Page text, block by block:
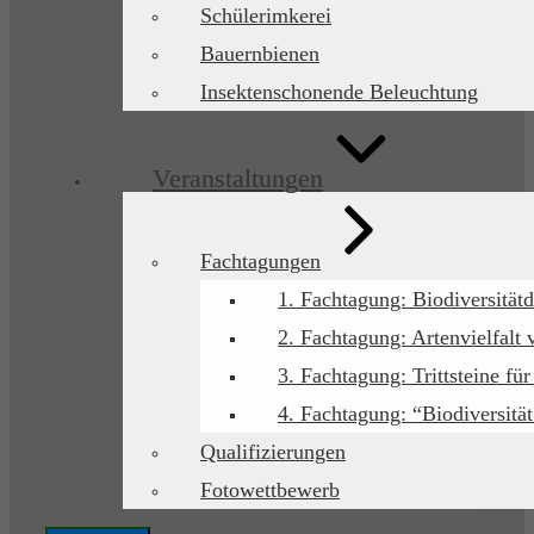
Schülerimkerei
Bauernbienen
Insektenschonende Beleuchtung
Veranstaltungen
Fachtagungen
1. Fachtagung:
2. Fachtagung: Artenvielfalt
3. Fachtagung: Trittsteine
4. Fachtagung:
Qualifizierungen
Fotowettbewerb